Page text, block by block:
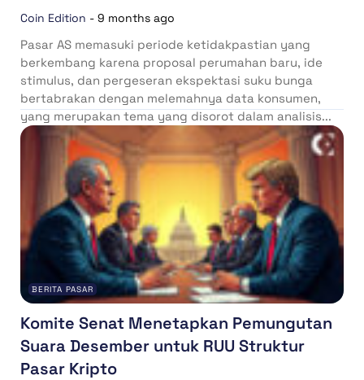
Coin Edition - 9 months ago
Pasar AS memasuki periode ketidakpastian yang
berkembang karena proposal perumahan baru, ide
stimulus, dan pergeseran ekspektasi suku bunga
bertabrakan dengan melemahnya data konsumen,
yang merupakan tema yang disorot dalam analisis...
BERITA PASAR
Komite Senat Menetapkan Pemungutan
Suara Desember untuk RUU Struktur
Pasar Kripto